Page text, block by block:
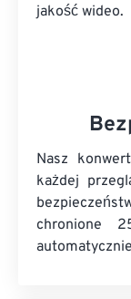
jakość wideo.
Nasz
każdej
chronione